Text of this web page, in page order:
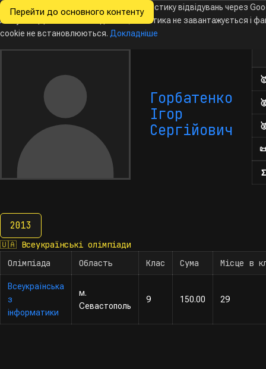
Перейти до основного контенту
Всеукраїнські
з інформатики
НовиниОлімпіадиКалендарБаза даних
Горбатенко
Ігор
Сергійович
Σ
2013
2013
🇺🇦 Всеукраїнські олімпіади
Олімпіада
Область Клас Сума Місце в
Всеукраїнська
з
інформатики
м.
Севастополь
9 150.00 29
Ми хочемо збирати знеособлену статистику відвідувань через
Analytics. Доки ви не погодитесь, аналітика не завантажується і
cookie не встановлюються. Докладніше